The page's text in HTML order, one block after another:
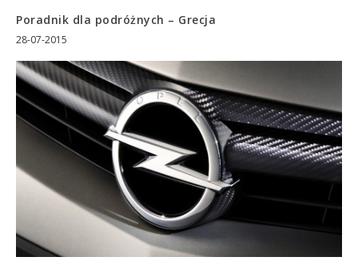
Poradnik dla podróżnych – Grecja
28-07-2015